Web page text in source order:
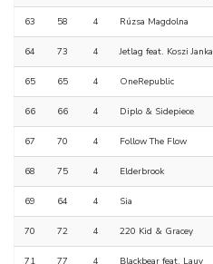
63 58 4 Rúzsa Magdolna
64 73 4 Jetlag feat. Koszi Janka
65 65 4 OneRepublic
66 66 4 Diplo & Sidepiece
67 70 4 Follow The Flow
68 75 4 Elderbrook
69 64 4 Sia
70 72 4 220 Kid & Gracey